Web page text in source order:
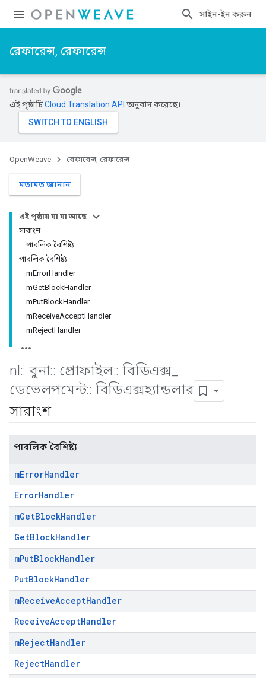
সাইন-ইন করুন
রেফারেন্স, রেফারেন্স
এই পৃষ্ঠাটিCloud Translation API অনুবাদ করেছে।
OpenWeave রেফারেন্স, রেফারেন্স
মতামত জানান
এই পৃষ্ঠায় যা যা আছে
সারাংশ
পাবলিক বৈশিষ্ট্য
পাবলিক বৈশিষ্ট্য
mErrorHandler
mGetBlockHandler
mPutBlockHandler
mReceiveAcceptHandler
mRejectHandler
nl :: বুনা:: প্রোফাইল:: বিডিএক্স_
ডেভেলপমেন্ট:: বিডিএক্সহ্যান্ডলার
সারাংশ
পাবলিক বৈশিষ্ট্য
mErrorHandler
ErrorHandler
mGetBlockHandler
GetBlockHandler
mPutBlockHandler
PutBlockHandler
mReceiveAcceptHandler
ReceiveAcceptHandler
mRejectHandler
RejectHandler